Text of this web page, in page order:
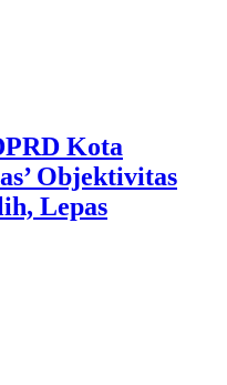
Kota
Objektivitas
Lepas